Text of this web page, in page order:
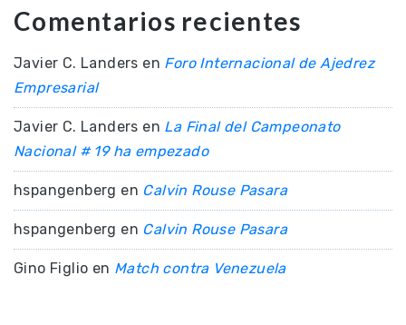
Comentarios recientes
Javier C. Landers en Foro Internacional de Ajedrez
Empresarial
Javier C. Landers en La Final del Campeonato
Nacional # 19 ha empezado
hspangenberg en Calvin Rouse Pasara
hspangenberg en Calvin Rouse Pasara
Gino Figlio en Match contra Venezuela